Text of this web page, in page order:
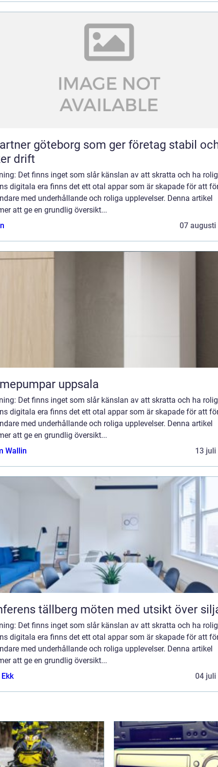
göteborg som ger företag stabil
drift
Det finns inget som slår känslan av att skratta och ha
digitala era finns det ett otal appar som är skapade för att
med underhållande och roliga upplevelser. Denna artikel
att ge en grundlig översikt...
07 augusti
uppsala
Det finns inget som slår känslan av att skratta och ha
digitala era finns det ett otal appar som är skapade för att
med underhållande och roliga upplevelser. Denna artikel
att ge en grundlig översikt...
Wallin
13 juli
Konferens tällberg möten med utsikt över
Det finns inget som slår känslan av att skratta och ha
digitala era finns det ett otal appar som är skapade för att
med underhållande och roliga upplevelser. Denna artikel
att ge en grundlig översikt...
04 juli